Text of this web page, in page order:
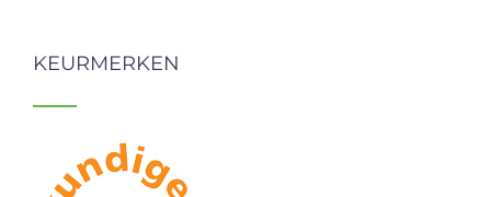
KEURMERKEN